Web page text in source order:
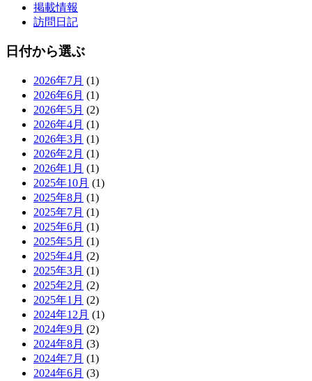
掲載情報
訪問日記
日付から選ぶ
2026年7月 (1)
2026年6月 (1)
2026年5月 (2)
2026年4月 (1)
2026年3月 (1)
2026年2月 (1)
2026年1月 (1)
2025年10月 (1)
2025年8月 (1)
2025年7月 (1)
2025年6月 (1)
2025年5月 (1)
2025年4月 (2)
2025年3月 (1)
2025年2月 (2)
2025年1月 (2)
2024年12月 (1)
2024年9月 (2)
2024年8月 (3)
2024年7月 (1)
2024年6月 (3)